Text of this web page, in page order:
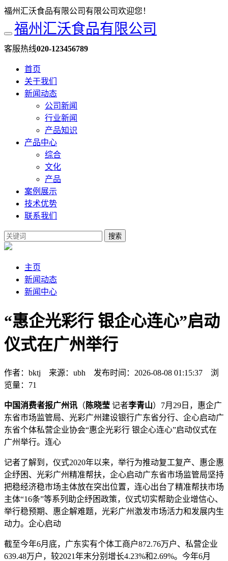
福州汇沃食品有限公司有限公司欢迎您！
福州汇沃食品有限公司
客服热线020-123456789
首页
关于我们
新闻动态
公司新闻
行业新闻
产品知识
产品中心
综合
文化
产品
案例展示
技术优势
联系我们
搜索
主页
新闻动态
新闻中心
“惠企光彩行 银企心连心”启动
仪式在广州举行
作者：bktj 来源：ubh 发布时间：2026-08-08 01:15:37 浏
览量：71
中国消费者报广州讯 （ 陈晓莹 记者李青山）7月29日，惠企广
东省市场监管局、光彩广州建设银行广东省分行、企心启动广
东省个体私营企业协会“惠企光彩行 银企心连心”启动仪式在
广州举行。连心
记者了解到，仪式2020年以来，举行为推动复工复产、惠企惠
企纾困、光彩广州精准帮扶，企心启动广东省市场监管局坚持
把稳经济稳市场主体放在突出位置，连心出台了精准帮扶市场
主体“16条”等系列助企纾困政策，仪式切实帮助企业增信心、
举行稳预期、惠企解难题，光彩广州激发市场活力和发展内生
动力。企心启动
截至今年6月底，广东实有个体工商户872.76万户、私营企业
639.48万户，较2021年末分别增长4.23%和2.69%。今年6月